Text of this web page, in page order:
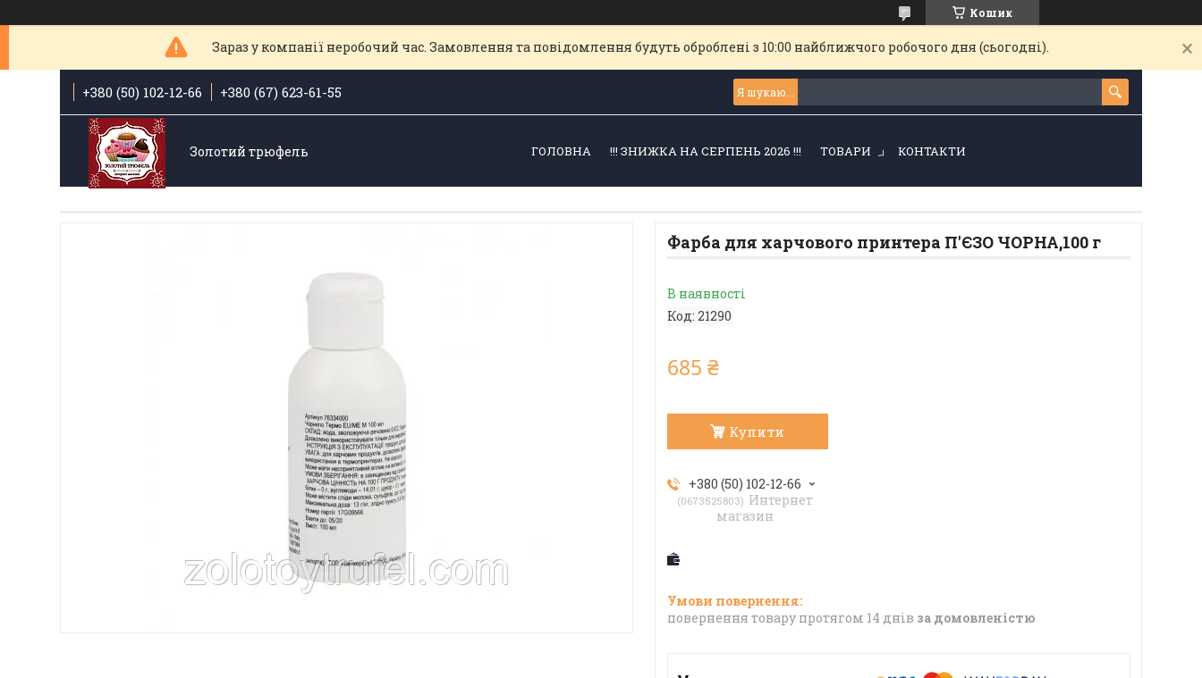
Кошик
Зараз у компанії неробочий час. Замовлення та повідомлення будуть оброблені з 10:00 найближчого робочого дня (сьогодні).
+380 (50) 102-12-66 +380 (67) 623-61-55
Золотий трюфель ГОЛОВНА !!! ЗНИЖКА НА СЕРПЕНЬ 2026 !!! ТОВАРИ КОНТАКТИ
Фарба для харчового принтера П'ЄЗО ЧОРНА,100 г
В наявності
Код: 21290
685 ₴
Купити
+380 (50) 102-12-66
0673525803
Интернет
магазин
повернення товару протягом 14 днів за домовленістю